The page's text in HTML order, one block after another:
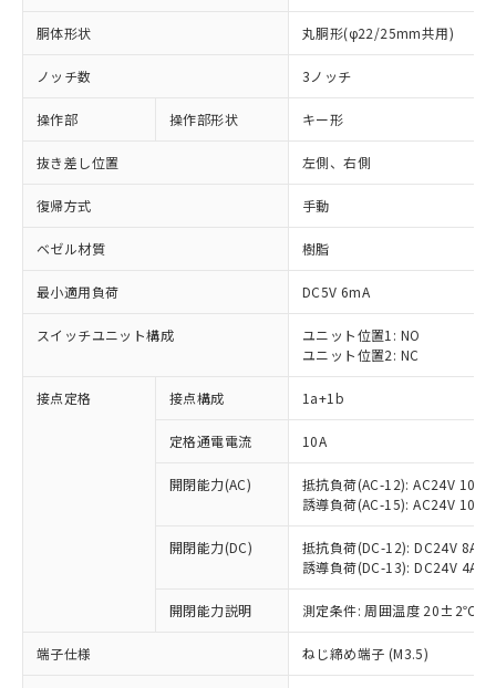
胴体形状 丸胴形(φ22/25mm共用)
ノッチ数 3ノッチ
操作部 操作部形状 キー形
抜き差し位置 左側、右側
復帰方式 手動
ベゼル材質 樹脂
最小適用負荷 DC5V 6mA
スイッチユニット構成
ユニット位置1: NO
ユニット位置2: NC
接点定格 接点構成 1a+1b
定格通電電流 10A
開閉能力(AC)
抵抗負荷(AC-12): AC24V 10A/
誘導負荷(AC-15): AC24V
開閉能力(DC)
抵抗負荷(DC-12): DC24V 8A/
誘導負荷(DC-13): DC24V 4A/
開閉能力説明 測定条件: 周囲温度 20±2℃、
端子仕様 ねじ締め端子 (M3.5)
※1 対応状況
対応済み：EU RoHS指令（10物質）の
非含有に対応した製品が提供可能な商品で